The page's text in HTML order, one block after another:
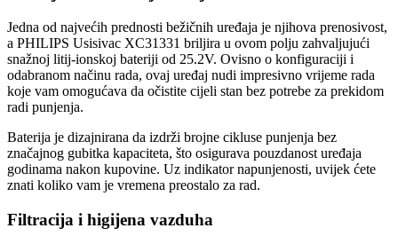
Jedna od najvećih prednosti bežičnih uređaja je njihova prenosivost,
a PHILIPS Usisivac XC31331 briljira u ovom polju zahvaljujući
snažnoj litij-ionskoj bateriji od 25.2V. Ovisno o konfiguraciji i
odabranom načinu rada, ovaj uređaj nudi impresivno vrijeme rada
koje vam omogućava da očistite cijeli stan bez potrebe za prekidom
radi punjenja.
Baterija je dizajnirana da izdrži brojne cikluse punjenja bez
značajnog gubitka kapaciteta, što osigurava pouzdanost uređaja
godinama nakon kupovine. Uz indikator napunjenosti, uvijek ćete
znati koliko vam je vremena preostalo za rad.
Filtracija i higijena vazduha